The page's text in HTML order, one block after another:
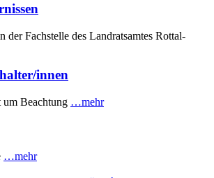
der Fachstelle des Landratsamtes Rottal-
innen
Beachtung …mehr
…mehr